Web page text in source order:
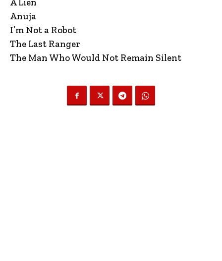
Anuja
I’m Not a Robot
The Last Ranger
The Man Who Would Not Remain Silent